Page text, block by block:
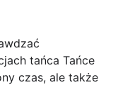
tańca Tańce
czas, ale także